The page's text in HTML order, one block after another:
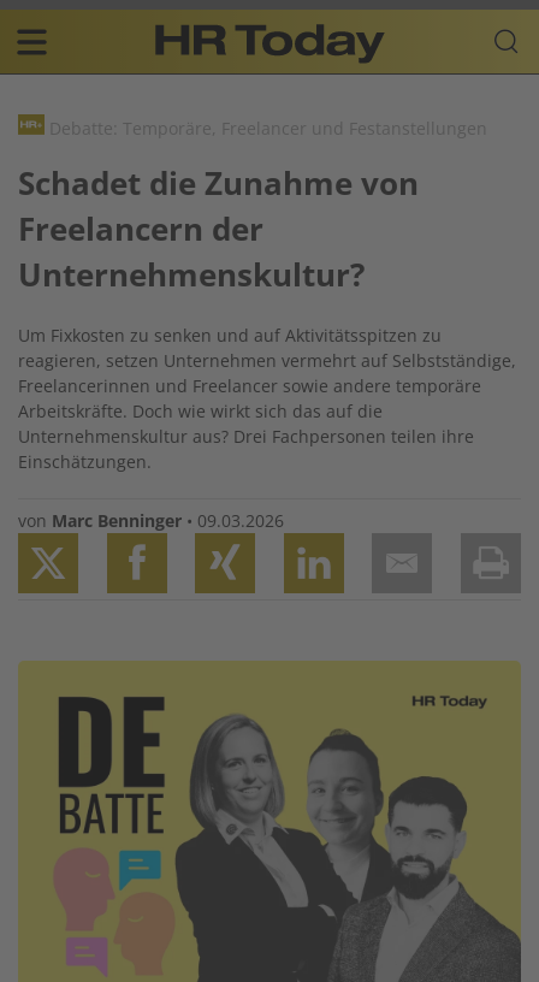
Skip
content
Plattform
für
Resources
navigation
Debatte: Temporäre, Freelancer und Festanstellungen
Schadet die Zunahme von
Freelancern der
Unternehmenskultur?
Um Fixkosten zu senken und auf Aktivitätsspitzen zu
reagieren, setzen Unternehmen vermehrt auf Selbstständige,
Freelancerinnen und Freelancer sowie andere temporäre
Arbeitskräfte. Doch wie wirkt sich das auf die
Unternehmenskultur aus? Drei Fachpersonen teilen ihre
Einschätzungen.
von Marc Benninger • 09.03.2026